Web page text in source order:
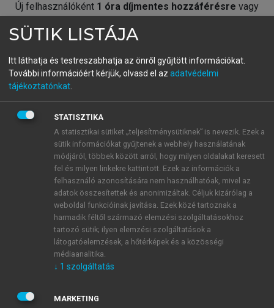
Új felhasználóként 1 óra díjmentes hozzáférésre vagy
fiókoddal,vagy hozz létre új fiókot.
A regisztráció után apróbaidőszakautomatikusan
BELÉPÉS SAJÁT FIÓKKAL
ÚJ FIÓK LÉTREHOZÁSA
1 óra díjmentes hozzáférés
E-MAIL-CÍM
JELSZÓ
SÜTIK LISTÁJA
Itt láthatja és testreszabhatja az önről gyűjtött információkat.
További információért kérjük, olvasd el az adatvédelmi
tájékoztatónkat
STATISZTIKA
A statisztikai sütiket „teljesítménysütiknek” is nevezik. Ezek a
sütik információkat gyűjtenek a webhely használatának
módjáról, többek között arról, hogy milyen oldalakat keresett
fel és milyen linkekre kattintott. Ezek az információk a
felhasználó azonosítására nem használhatóak, mivel az
adatok összesítettek és anonimizáltak. Céljuk kizárólag a
weboldal funkcióinak javítása. Ezek közé tartoznak a
harmadik féltől származó elemzési szolgáltatásokhoz
tartozó sütik; ilyen elemzési szolgáltatások a
látogatóelemzések, a hőtérképek és a közösségi
médiaanalitika.
↓ 1 szolgáltatás
MARKETING